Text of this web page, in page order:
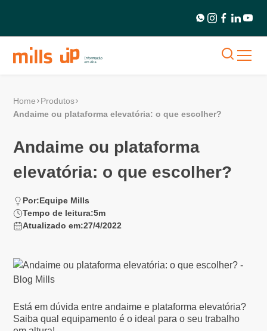
Home
Produtos
Andaime ou plataforma elevatória: o que escolher?
Andaime ou plataforma
elevatória: o que escolher?
Por:Equipe Mills
Tempo de leitura:5m
Atualizado em:27/4/2022
Está em dúvida entre andaime e plataforma elevatória?
Saiba qual equipamento é o ideal para o seu trabalho